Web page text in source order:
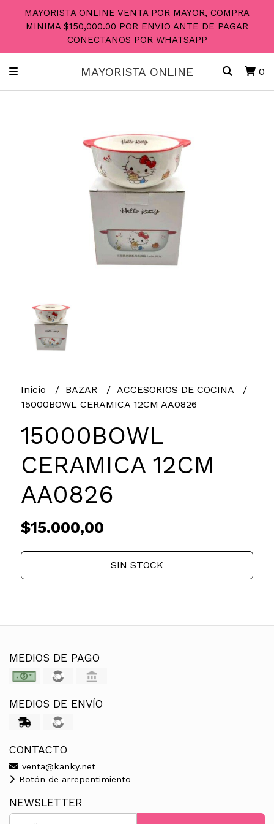
MAYORISTA ONLINE VENTA POR MAYOR, COMPRA
MINIMA $150,000.00 POR ENVIO ANTE DE PAGAR
CONECTANOS POR WHATSAPP
MAYORISTA ONLINE 0
Inicio BAZAR
ACCESORIOS DE COCINA
15000BOWL CERAMICA 12CM AA0826
15000BOWL
CERAMICA 12CM
AA0826
$15.000,00
SIN STOCK
MEDIOS DE PAGO
MEDIOS DE ENVÍO
CONTACTO
venta@kanky.net
Botón de arrepentimiento
NEWSLETTER